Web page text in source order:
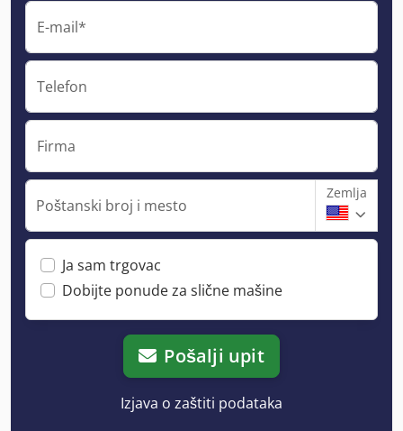
E-mail*
Telefon
Firma
Poštanski broj i mesto
Zemlja
Ja sam trgovac
Dobijte ponude za slične mašine
Pošalji upit
Izjava o zaštiti podataka